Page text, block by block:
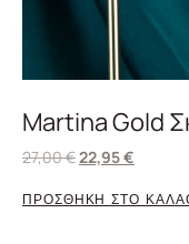
Martina Gold
27,00€22,95€
ΠΡΟΣΘΗΚΗ ΣΤΟ